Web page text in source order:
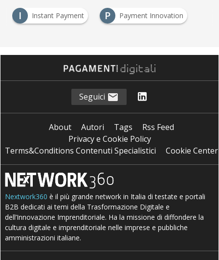
I
Instant Payment P Payment Innovation
Seguici
About Autori Tags
Rss Feed
Privacy e Cookie Policy
Terms&Conditions Contenuti Specialistici
Cookie Center
Nextwork360 è il più grande network in Italia di testate e portali
B2B dedicati ai temi della Trasformazione Digitale e
dell’Innovazione Imprenditoriale. Ha la missione di diffondere la
cultura digitale e imprenditoriale nelle imprese e pubbliche
amministrazioni italiane.